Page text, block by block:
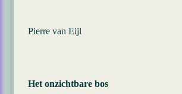
Pierre van Eijl
Het onzichtbare bos